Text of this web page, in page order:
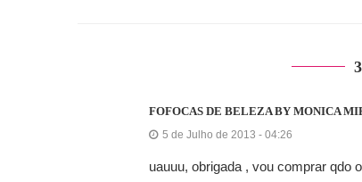
FOFOCAS DE BELEZA BY MONICA
5 de Julho de 2013 - 04:26
uauuu, obrigada , vou comprar qdo